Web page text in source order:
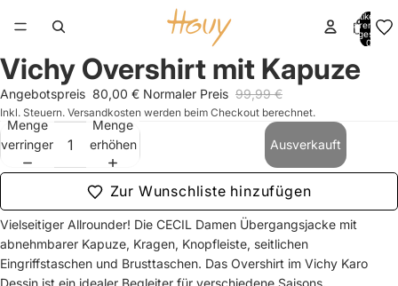
Artikel im
Warenkorb
insgesamt:
0
Bild
im
Vollbildmodus
öffnen
Bild
im
Vollbildmodus
öffnen
Bild
im
Vollbildmodus
öffnen
Bild
im
Vollbildmodus
öffnen
Bild
im
Vollbildmodus
öffnen
Bild
im
Vollbildmodus
öffnen
Bild
im
Vollbildmodus
öffnen
Bild
im
Vollbildmodus
öffnen
Bild
im
Vollbildmodus
öffnen
Bild
im
Vollbildmodus
öffnen
Vichy Overshirt mit Kapuze
Angebotspreis 80,00 € Normaler Preis 99,99 €
Inkl. Steuern. Versandkosten werden beim Checkout berechnet.
Menge
verringern
Menge
erhöhen
Ausverkauft
Zur Wunschliste hinzufügen
Vielseitiger Allrounder! Die CECIL Damen Übergangsjacke mit
abnehmbarer Kapuze, Kragen, Knopfleiste, seitlichen
Eingriffstaschen und Brusttaschen. Das Overshirt im Vichy Karo
Dessin ist ein idealer Begleiter für verschiedene Saisons.